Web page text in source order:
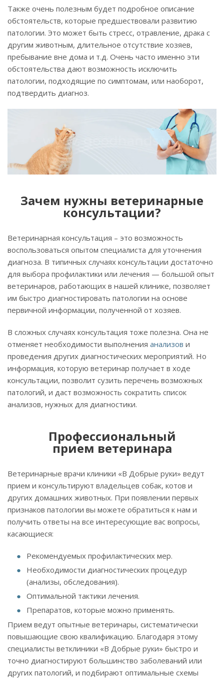
Также очень полезным будет подробное описание
обстоятельств, которые предшествовали развитию
патологии. Это может быть стресс, отравление, драка с
другим животным, длительное отсутствие хозяев,
пребывание вне дома и т.д. Очень часто именно эти
обстоятельства дают возможность исключить
патологии, подходящие по симптомам, или наоборот,
подтвердить диагноз.
Зачем нужны ветеринарные
консультации?
Ветеринарная консультация – это возможность
воспользоваться опытом специалиста для уточнения
диагноза. В типичных случаях консультации достаточно
для выбора профилактики или лечения — большой опыт
ветеринаров, работающих в нашей клинике, позволяет
им быстро диагностировать патологии на основе
первичной информации, полученной от хозяев.
В сложных случаях консультация тоже полезна. Она не
отменяет необходимости выполнения анализов и
проведения других диагностических мероприятий. Но
информация, которую ветеринар получает в ходе
консультации, позволит сузить перечень возможных
патологий, и даст возможность сократить список
анализов, нужных для диагностики.
Профессиональный
прием ветеринара
Ветеринарные врачи клиники «В Добрые руки» ведут
прием и консультируют владельцев собак, котов и
других домашних животных. При появлении первых
признаков патологии вы можете обратиться к нам и
получить ответы на все интересующие вас вопросы,
касающиеся:
Рекомендуемых профилактических мер.
Необходимости диагностических процедур
(анализы, обследования).
Оптимальной тактики лечения.
Препаратов, которые можно применять.
Прием ведут опытные ветеринары, систематически
повышающие свою квалификацию. Благодаря этому
специалисты ветклиники «В Добрые руки» быстро и
точно диагностируют большинство заболеваний или
других патологий, и подбирают оптимальные схемы